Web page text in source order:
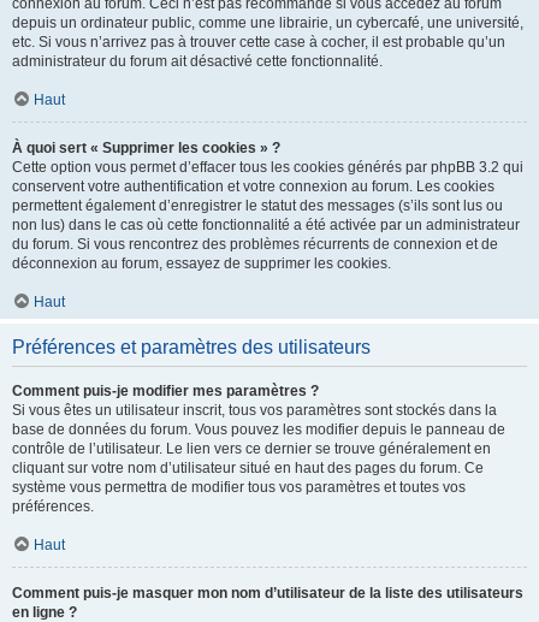
connexion au forum. Ceci n’est pas recommandé si vous accédez au forum
depuis un ordinateur public, comme une librairie, un cybercafé, une université,
etc. Si vous n’arrivez pas à trouver cette case à cocher, il est probable qu’un
administrateur du forum ait désactivé cette fonctionnalité.
Haut
À quoi sert « Supprimer les cookies » ?
Cette option vous permet d’effacer tous les cookies générés par phpBB 3.2 qui
conservent votre authentification et votre connexion au forum. Les cookies
permettent également d’enregistrer le statut des messages (s’ils sont lus ou
non lus) dans le cas où cette fonctionnalité a été activée par un administrateur
du forum. Si vous rencontrez des problèmes récurrents de connexion et de
déconnexion au forum, essayez de supprimer les cookies.
Haut
Préférences et paramètres des utilisateurs
Comment puis-je modifier mes paramètres ?
Si vous êtes un utilisateur inscrit, tous vos paramètres sont stockés dans la
base de données du forum. Vous pouvez les modifier depuis le panneau de
contrôle de l’utilisateur. Le lien vers ce dernier se trouve généralement en
cliquant sur votre nom d’utilisateur situé en haut des pages du forum. Ce
système vous permettra de modifier tous vos paramètres et toutes vos
préférences.
Haut
Comment puis-je masquer mon nom d’utilisateur de la liste des utilisateurs
en ligne ?